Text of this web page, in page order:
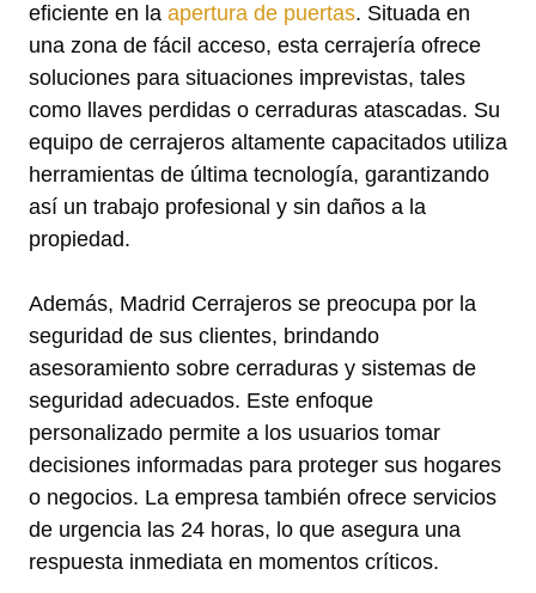
eficiente en la apertura de puertas. Situada en
una zona de fácil acceso, esta cerrajería ofrece
soluciones para situaciones imprevistas, tales
como llaves perdidas o cerraduras atascadas. Su
equipo de cerrajeros altamente capacitados utiliza
herramientas de última tecnología, garantizando
así un trabajo profesional y sin daños a la
propiedad.
Además, Madrid Cerrajeros se preocupa por la
seguridad de sus clientes, brindando
asesoramiento sobre cerraduras y sistemas de
seguridad adecuados. Este enfoque
personalizado permite a los usuarios tomar
decisiones informadas para proteger sus hogares
o negocios. La empresa también ofrece servicios
de urgencia las 24 horas, lo que asegura una
respuesta inmediata en momentos críticos.